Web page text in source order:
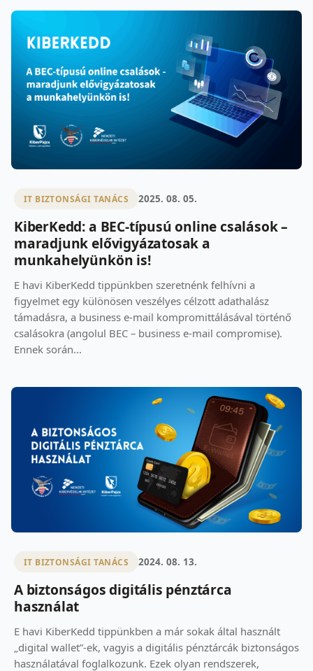
IT BIZTONSÁGI TANÁCS 2025. 08. 05.
KiberKedd: a BEC-típusú online csalások –
maradjunk elővigyázatosak a
munkahelyünkön is!
E havi KiberKedd tippünkben szeretnénk felhívni a
figyelmet egy különösen veszélyes célzott adathalász
támadásra, a business e-mail kompromittálásával történő
csalásokra (angolul BEC – business e-mail compromise).
Ennek során...
IT BIZTONSÁGI TANÁCS 2024. 08. 13.
A biztonságos digitális pénztárca
használat
E havi KiberKedd tippünkben a már sokak által használt
„digital wallet”-ek, vagyis a digitális pénztárcák biztonságos
használatával foglalkozunk. Ezek olyan rendszerek,